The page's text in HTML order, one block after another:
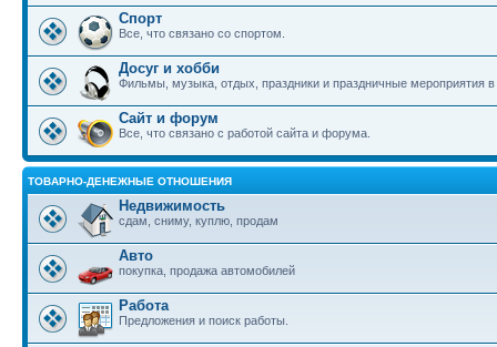
Спорт
Все, что связано со спортом.
Досуг и хобби
Фильмы, музыка, отдых, праздники и праздничные мероприятия
Сайт и форум
Все, что связано с работой сайта и форума.
ТОВАРНО-ДЕНЕЖНЫЕ ОТНОШЕНИЯ
Недвижимость
сдам, сниму, куплю, продам
Авто
покупка, продажа автомобилей
Работа
Предложения и поиск работы.